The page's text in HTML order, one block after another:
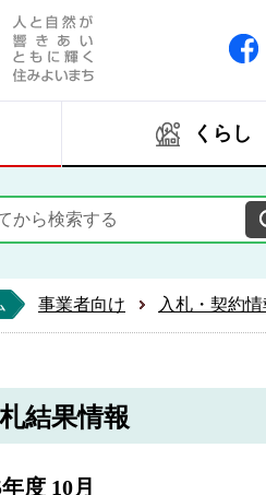
くらし
事業者向け 入札・契約
結果情報
度 10月